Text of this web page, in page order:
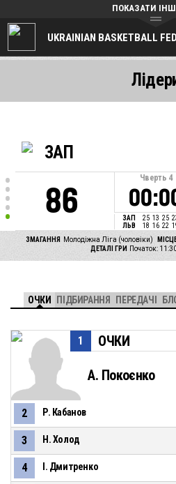
UKRAINIAN BASKETBALL
ПОКАЗАТИ
ЗАП
86
Чверть 4
ЗАП 25 13 25
ЛЬВ
18 16 22
ЗМАГАННЯ Молодіжна Ліга (чоловіки)
ДЕТАЛІ ГРИ
Початок:
ОЧКИ ПІДБИРАННЯ ПЕРЕДАЧІ
ОЧКИ
1
А. Покоєнко
2 Р. Кабанов
3 Н. Холод
4 І. Дмитренко